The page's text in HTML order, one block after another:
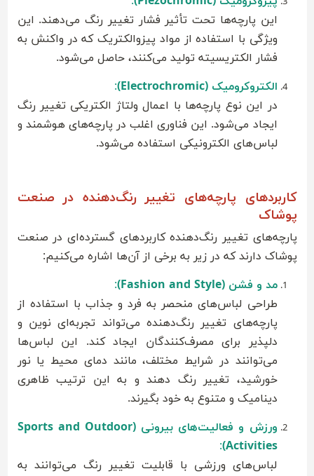
این پارچه‌ها تحت تأثیر فشار تغییر رنگ می‌دهند. این
ویژگی با استفاده از مواد پیزوالکتریک که در واکنش به
فشار الکتریسیته تولید می‌کنند، حاصل می‌شود.
الکتروکرومیک (Electrochromic)
:
در این نوع پارچه‌ها با اعمال ولتاژ الکتریکی تغییر رنگ
ایجاد می‌شود. این فناوری اغلب در پارچه‌های هوشمند و
لباس‌های الکترونیکی استفاده می‌شود.
کاربردهای پارچه‌های تغییر رنگ‌دهنده در صنعت
پوشاک
پارچه‌های تغییر رنگ‌دهنده کاربردهای گسترده‌ای در صنعت
پوشاک دارند که در زیر به برخی از آن‌ها اشاره می‌کنیم:
مد و فشن (Fashion and Style)
:
طراحی لباس‌های منحصر به فرد و جذاب با استفاده از
پارچه‌های تغییر رنگ‌دهنده می‌تواند تجربه‌ای نوین و
دلپذیر برای مصرف‌کنندگان ایجاد کند. این لباس‌ها
می‌توانند در شرایط مختلف، مانند دمای محیط یا نور
خورشید، تغییر رنگ دهند و به این ترتیب ظاهری
دینامیک و متنوع به خود بگیرند.
ورزش و فعالیت‌های بیرونی (Sports and Outdoor
Activities)
:
لباس‌های ورزشی با قابلیت تغییر رنگ می‌توانند به